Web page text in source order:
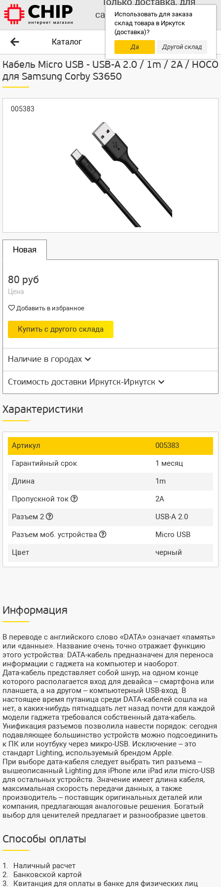
Использовать для заказа
склад товара в Иркутск
(доставка)?
Да
Другой склад
самовывоза выбирайте
другой склад!
Каталог
Кабель Micro USB - USB-A 2.0 / 1m / 2A / HOCO
для Samsung Corby S3650
005383
Новая
80 руб
Цена
Добавить в избранное
Купить с другого склада
Наличие в городах
Стоимость доставки Иркутск-Иркутск
Характеристики
Артикул
005383
Гарантийный срок
1 месяц
Длина
1m
Пропускной ток
2A
Разъем 2
USB-A 2.0
Разъем моб. устройства
Micro USB
Цвет
черный
Информация
В переводе с английского слово «DATA» означает «память»
или «данные». Название очень точно отражает функцию
этого устройства: DATA-кабель предназначен для переноса
информации с гаджета на компьютер и наоборот.
Дата-кабель представляет собой шнур, на одном конце
которого располагается вход для девайса – смартфона или
планшета, а на другом – компьютерный USB-вход. В
настоящее время путаница среди DATA-кабелей сошла на
нет, а каких-нибудь пятнадцать лет назад почти для каждой
модели гаджета требовался собственный дата-кабель.
Унификация разъемов позволила навести порядок: сегодня
подавляющее большинство устройств можно подсоединить
к ПК или ноутбуку через микро-USB. Исключение – это
стандарт Lighting, используемый брендом Apple.
При выборе дата-кабеля следует выбрать тип разъема –
вышеописанный Lighting для iPhone или iPad или micro-USB
для остальных устройств. Значение имеет длина кабеля,
максимальная скорость передачи данных, а также
производитель – поставщик оригинальных деталей или
компания, предлагающая аналоговые решения. Богатый
выбор для ценителей предлагает и разнообразие цветов.
Способы оплаты
Наличный расчет
Банковской картой
Квитанция для оплаты в банке для физических лиц